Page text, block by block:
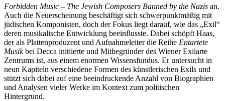
Forbidden Music – The Jewish Composers Banned by the Nazis an.
Auch die Neuerscheinung beschäftigt sich schwerpunktmäßig mit
jüdischen Komponisten, doch der Fokus liegt darauf, wie das „Exil“
deren musikalische Entwicklung beeinflusste. Dabei schöpft Haas,
der als Plattenproduzent und Aufnahmeleiter die Reihe Entartete
Musikbei Decca initiierte und Mitbegründer des Wiener Exilarte
Zentrums ist, aus einem enormen Wissensfundus. Er untersucht in
neun Kapiteln verschiedene Formen des künstlerischen Exils und
stützt sich dabei auf eine beeindruckende Anzahl von Biographien
und Analysen vieler Werke im Kontext zum politischen
Hintergrund.